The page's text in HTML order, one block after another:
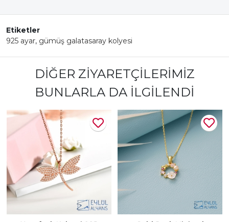
Etiketler
925 ayar, gümüş galatasaray kolyesi
DIĞER ZIYARETÇILERIMIZ
BUNLARLA DA İLGILENDI